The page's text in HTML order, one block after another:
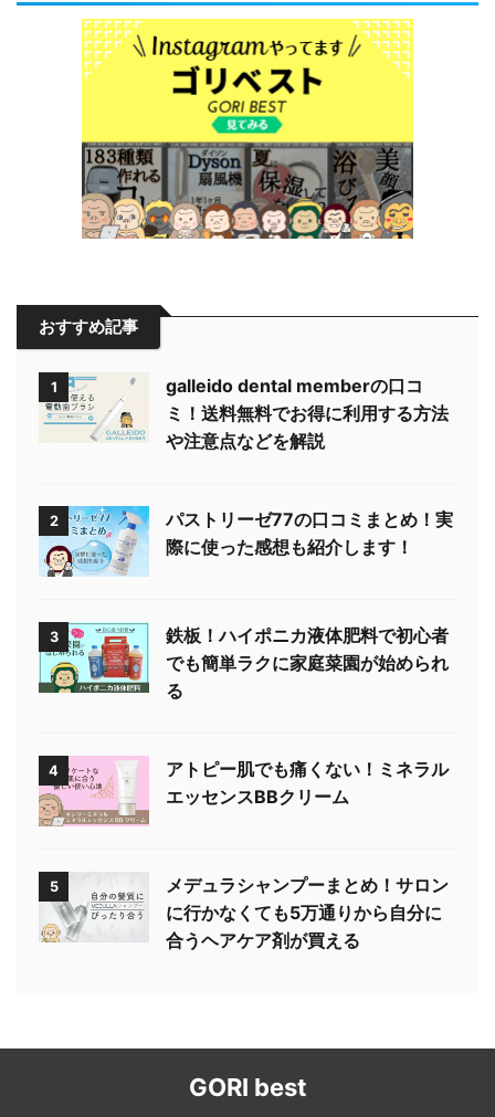
おすすめ記事
1
galleido dental memberの口コ
ミ！送料無料でお得に利用する方法
や注意点などを解説
2
パストリーゼ77の口コミまとめ！実
際に使った感想も紹介します！
3
鉄板！ハイポニカ液体肥料で初心者
でも簡単ラクに家庭菜園が始められ
る
4
アトピー肌でも痛くない！ミネラル
エッセンスBBクリーム
5
メデュラシャンプーまとめ！サロン
に行かなくても5万通りから自分に
合うヘアケア剤が買える
GORI best